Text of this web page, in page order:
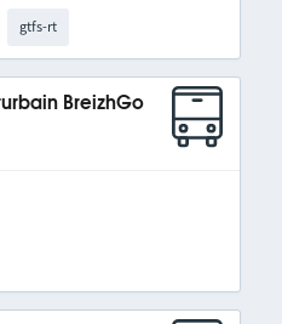
gtfs-rt
BreizhGo